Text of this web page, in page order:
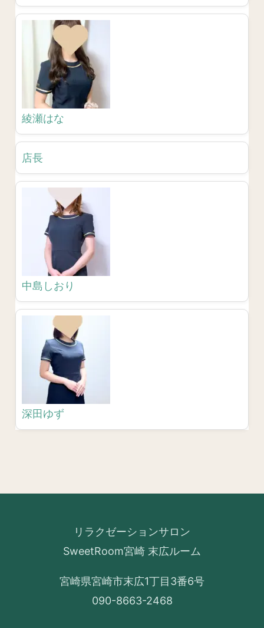
綾瀬はな
店長
中島しおり
深田ゆず
リラクゼーションサロン
SweetRoom宮崎 末広ルーム
宮崎県宮崎市末広1丁目3番6号
090-8663-2468